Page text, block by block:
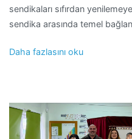
sendikaları sıfırdan
sendika arasında temel
Daha fazlasını oku